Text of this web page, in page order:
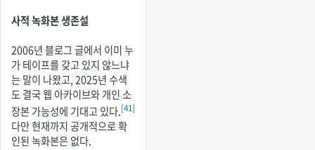
사적 녹화본 생존설
2006년 블로그 글에서 이미 누
가 테이프를 갖고 있지 않느냐
는 말이 나왔고, 2025년 수색
도 결국 웹 아카이브와 개인 소
장본 가능성에 기대고 있다.[41]
다만 현재까지 공개적으로 확
인된 녹화본은 없다.